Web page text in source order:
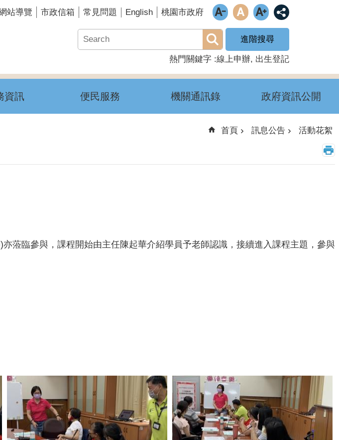
站導覽 市政信箱 常見問題 English 桃園市政府
進階搜尋
熱門關鍵字 線上申辦 出生登記
資訊 便民服務 機關通訊錄 政府資訊公開
首頁 訊息公告 活動花絮
蒞臨參與，課程開始由主任陳起華介紹學員予老師認識，接續進入課程主題，參與